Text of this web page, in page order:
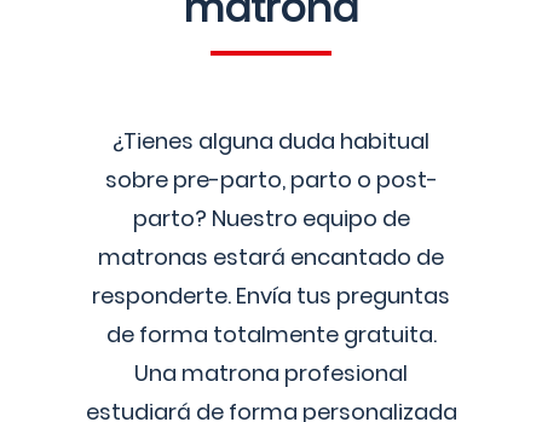
¿Tienes alguna duda habitual
sobre pre-parto, parto o post-
parto? Nuestro equipo de
matronas estará encantado de
responderte. Envía tus preguntas
de forma totalmente gratuita.
Una matrona profesional
estudiará de forma personalizada